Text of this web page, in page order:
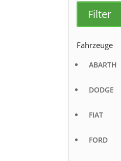
Filter
Fahrzeuge
ABARTH
DODGE
FIAT
FORD